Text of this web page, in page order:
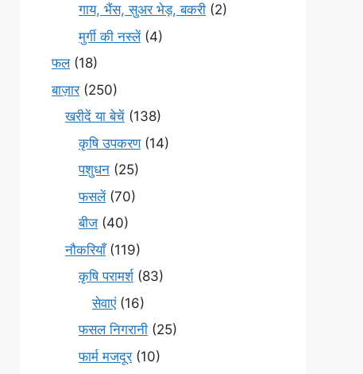
गाय, भैंस, सुअर भेड़, बकरी (2)
मुर्गी की नस्लें(4)
फल(18)
बाज़ार(250)
खरीदें या बेचें (138)
कृषि उपकरण(14)
पशुधन (25)
फसलें(70)
बीज (40)
नौकरियाँ(119)
कृषि परामर्श(83)
सेवाएं(16)
फसल निगरानी (25)
फार्म मजदूर(10)